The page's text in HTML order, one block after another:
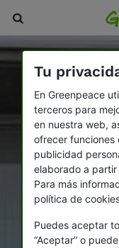
Tu
En Greenpeace
terceros para
en nuestra web,
ofrecer funciones
publicidad
elaborado a
Para más
política de
Puedes aceptar
“Aceptar” o